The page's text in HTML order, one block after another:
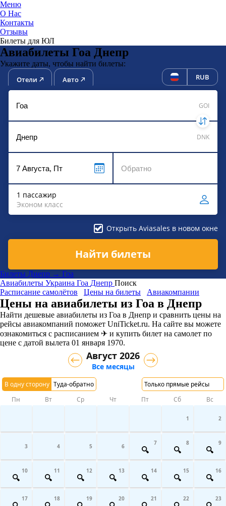
Меню
О Нас
Контакты
Отзывы
Билеты для ЮЛ
Авиабилеты Гоа Днепр
Укажите даты, чтобы найти билеты:
Отели Авто RUB
GOI
DNK
1 пассажир
Эконом класс
Открыть Aviasales в новом окне
Найти билеты
Билеты Днепр → Гоа
Авиабилеты Украина Гоа Днепр Поиск
Расписание самолётов
Цены на билеты Авиакомпании
Цены на авиабилеты из Гоа в Днепр
Найти дешевые авиабилеты из Гоа в Днепр и сравнить цены на
рейсы авиакомпаний поможет UniTicket.ru. На сайте вы можете
ознакомиться с расписанием ✈ и купить билет на самолет по
цене с датой вылета 01 января 1970.
В одну сторону Туда-обратно Только прямые рейсы
Август 2026
Все месяцы
Пн Вт Ср Чт Пт Сб Вс
1 2
3 4 5 6 7 8 9
10 11 12 13 14 15 16
17 18 19 20 21 22 23